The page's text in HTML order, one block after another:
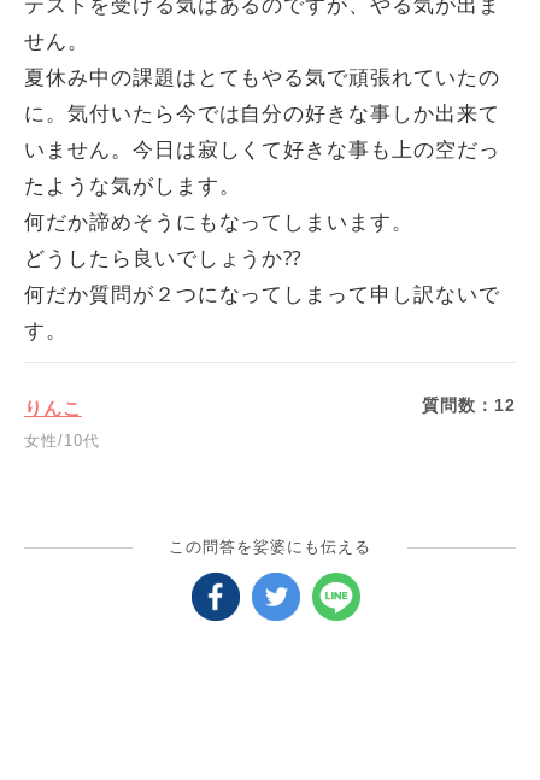
テストを受ける気はあるのですが、やる気が出ま
せん。
夏休み中の課題はとてもやる気で頑張れていたの
に。気付いたら今では自分の好きな事しか出来て
いません。今日は寂しくて好きな事も上の空だっ
たような気がします。
何だか諦めそうにもなってしまいます。
どうしたら良いでしょうか⁇
何だか質問が２つになってしまって申し訳ないで
す。
りんこ
女性/10代
質問数： 12
この問答を娑婆にも伝える